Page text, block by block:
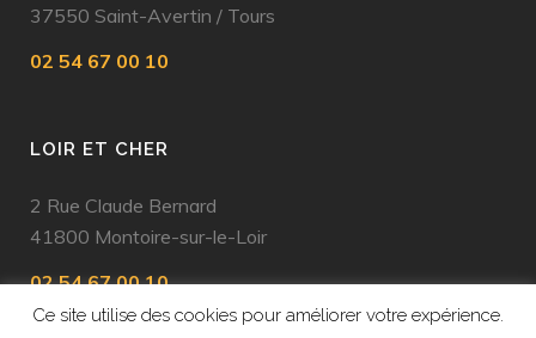
37550 Saint-Avertin / Tours
02 54 67 00 10
LOIR ET CHER
2 Rue Claude Bernard
41800 Montoire-sur-le-Loir
02 54 67 00 10
Ce site utilise des cookies pour améliorer votre expérience.